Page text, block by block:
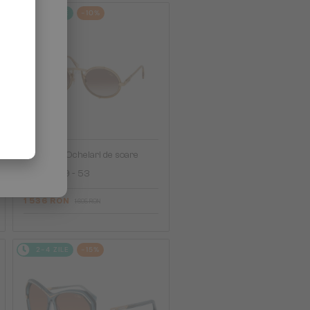
-10%
Cazal
Ochelari de soare
644 - 009 - 53
1 536 RON
2-4 ZILE -15%